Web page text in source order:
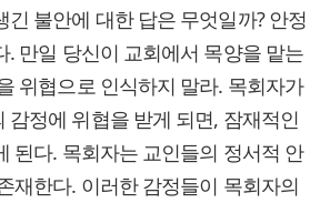
긴 불안에 대한 답은 무엇일까? 안정
. 만일 당신이 교회에서 목양을 맡는
위협으로 인식하지 말라. 목회자가
감정에 위협을 받게 되면, 잠재적인
된다. 목회자는 교인들의 정서적 안
재한다. 이러한 감정들이 목회자의